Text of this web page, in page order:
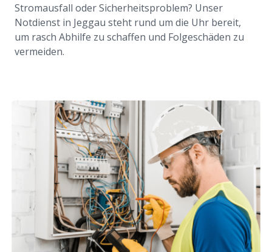
Stromausfall oder Sicherheitsproblem? Unser
Notdienst in Jeggau steht rund um die Uhr bereit,
um rasch Abhilfe zu schaffen und Folgeschäden zu
vermeiden.